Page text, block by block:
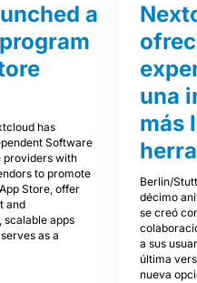
a
has
Software
providers with
to promote
Store, offer
and
scalable apps
as a
una
más
Berlin/
décimo
se creó
a sus
última
nueva